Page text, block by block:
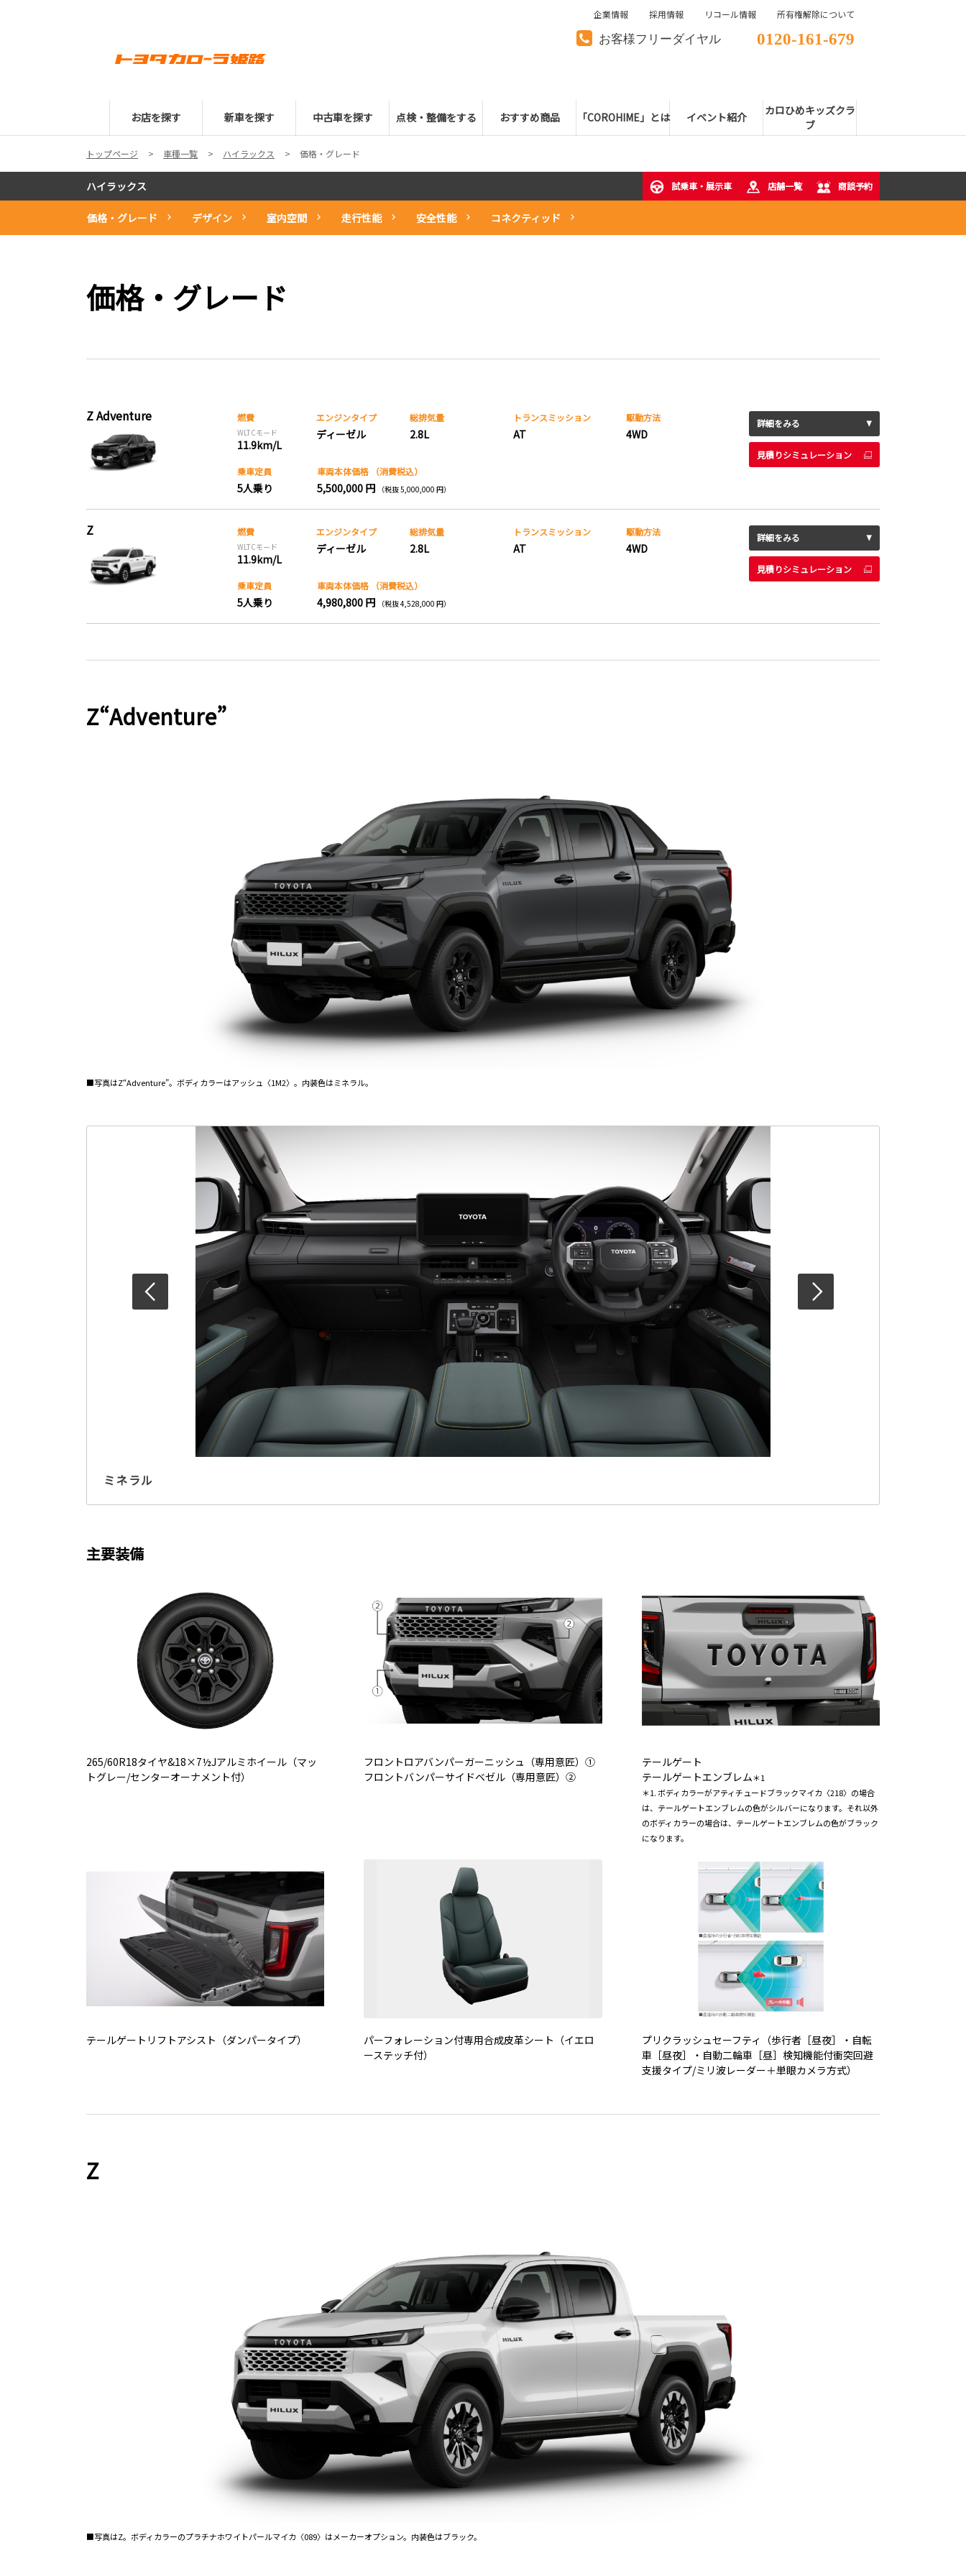
お客様フリーダイヤル 0120-161-679
お店を探す 新車を探す 中古車を探す 点検・整備をする おすすめ商品 「COROHIME」とは イベント紹介
カロひめキッズクラ
ブ
企業情報 採用情報 リコール情報 所有権解除について
トップページ 車種一覧 ハイラックス 価格・グレード
ハイラックス 試乗車・展示車 店舗一覧 商談予約
価格・グレード デザイン 室内空間 走行性能 安全性能 コネクティッド
価格・グレード
Z Adventure 燃費
WLTCモード
11.9km/L
エンジンタイプ
ディーゼル
総排気量
2.8L
トランスミッション
AT
駆動方法
4WD
乗車定員
5人乗り
車両本体価格 （消費税込）
5,500,000 円 （税抜 5,000,000 円）
詳細をみる
見積りシミュレーション
Z 燃費
WLTCモード
11.9km/L
エンジンタイプ
ディーゼル
総排気量
2.8L
トランスミッション
AT
駆動方法
4WD
乗車定員
5人乗り
車両本体価格 （消費税込）
4,980,800 円 （税抜 4,528,000 円）
詳細をみる
見積りシミュレーション
Z“Adventure”
■写真はZ“Adventure”。ボディカラーはアッシュ〈1M2〉。内装色はミネラル。
ミネラル
主要装備
265/60R18タイヤ&18×7½Jアルミホイール（マッ
トグレー/センターオーナメント付）
フロントロアバンパーガーニッシュ（専用意匠）①
フロントバンパーサイドベゼル（専用意匠）②
テールゲート
テールゲートエンブレム＊1
＊1. ボディカラーがアティチュードブラックマイカ〈218〉の場合
は、テールゲートエンブレムの色がシルバーになります。それ以外
のボディカラーの場合は、テールゲートエンブレムの色がブラック
になります。
テールゲートリフトアシスト（ダンパータイプ）
パーフォレーション付専用合成皮革シート（イエロ
ーステッチ付）
プリクラッシュセーフティ（歩行者［昼夜］・自転
車［昼夜］・自動二輪車［昼］検知機能付衝突回避
支援タイプ/ミリ波レーダー＋単眼カメラ方式）
Z
■写真はZ。ボディカラーのプラチナホワイトパールマイカ〈089〉はメーカーオプション。内装色はブラック。